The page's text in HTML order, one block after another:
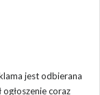
jest odbierana
coraz